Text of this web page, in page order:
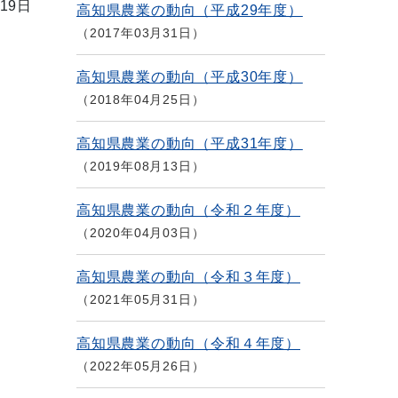
日
高知県農業の動向（平成29年度）
2017年03月31日
高知県農業の動向（平成30年度）
2018年04月25日
高知県農業の動向（平成31年度）
2019年08月13日
高知県農業の動向（令和２年度）
2020年04月03日
高知県農業の動向（令和３年度）
2021年05月31日
高知県農業の動向（令和４年度）
2022年05月26日